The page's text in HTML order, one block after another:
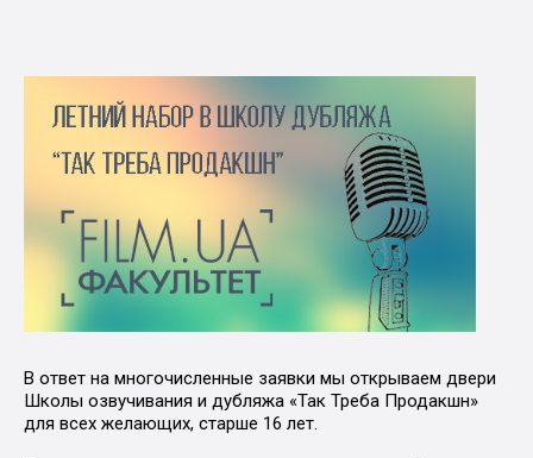
В ответ на многочисленные заявки мы открываем двери
Школы озвучивания и дубляжа «Так Треба Продакшн»
для всех желающих, старше 16 лет.